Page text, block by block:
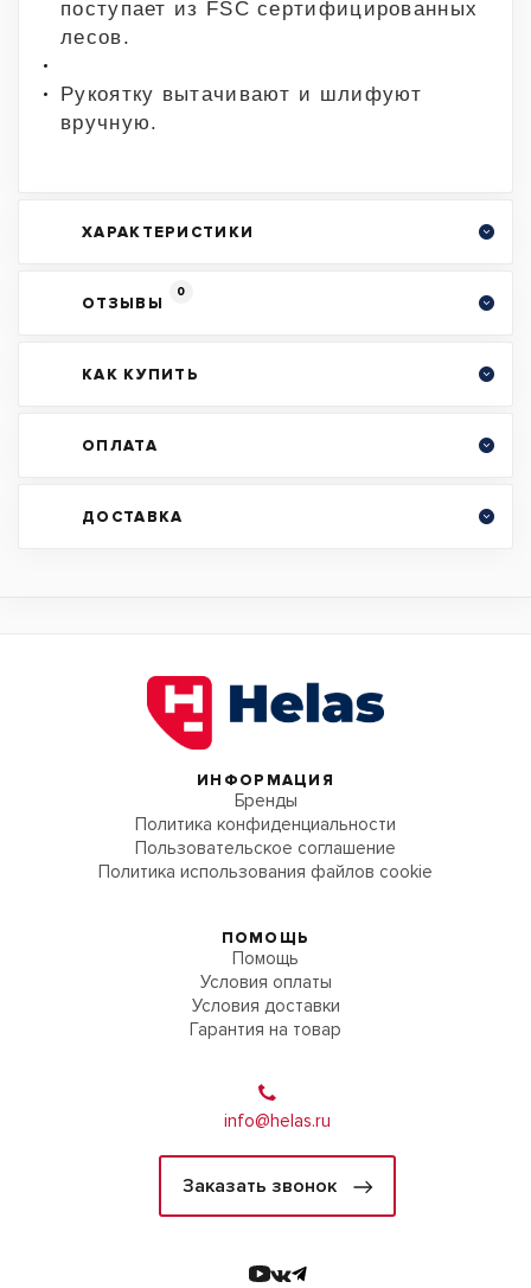
поступает из FSC сертифицированных
лесов.
Рукоятку вытачивают и шлифуют
вручную.
ХАРАКТЕРИСТИКИ
ОТЗЫВЫ
0
КАК КУПИТЬ
ОПЛАТА
ДОСТАВКА
ИНФОРМАЦИЯ
Бренды
Политика конфиденциальности
Пользовательское соглашение
Политика использования файлов cookie
ПОМОЩЬ
Помощь
Условия оплаты
Условия доставки
Гарантия на товар
info@helas.ru
Заказать звонок